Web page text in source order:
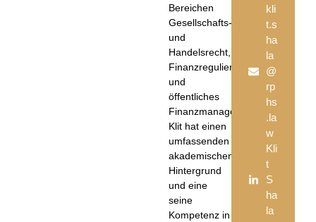
Bereichen
Gesellschafts-
und
Handelsrecht,
Finanzregulierung
und
öffentliches
Finanzmanagement.
Klit hat einen
umfassenden
akademischen
Hintergrund
und eine
seine
Kompetenz in
kli
t.s
ha
la
@
rp
hs
.la
w
Kli
t
S
ha
la